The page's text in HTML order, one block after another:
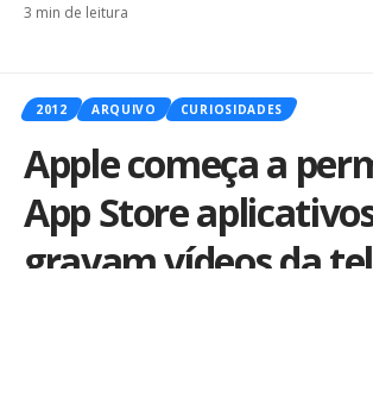
3 min de leitura
2012 ARQUIVO CURIOSIDADES
Apple começa a
App Store
gravam vídeos da